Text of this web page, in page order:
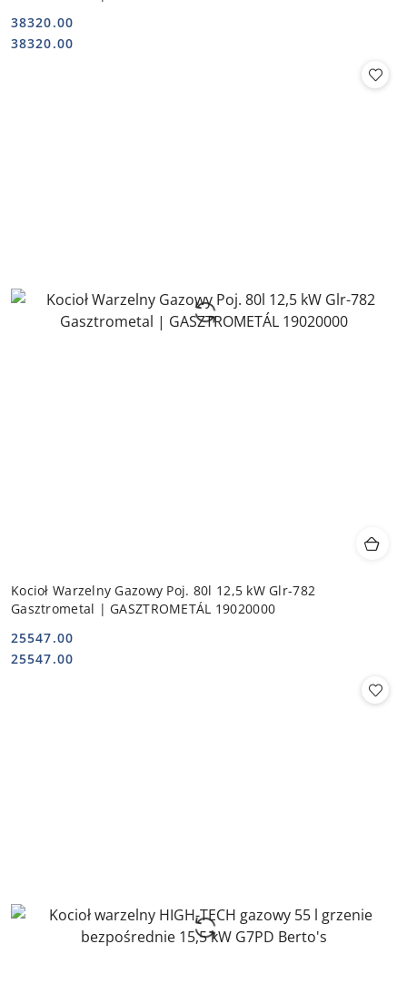
Cena:
38320.00
Cena:
38320.00
Kocioł Warzelny Gazowy Poj. 80l 12,5 kW Glr-782
Gasztrometal | GASZTROMETÁL 19020000
Cena:
25547.00
Cena:
25547.00